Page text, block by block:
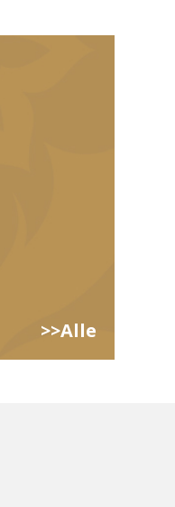
>>Alle